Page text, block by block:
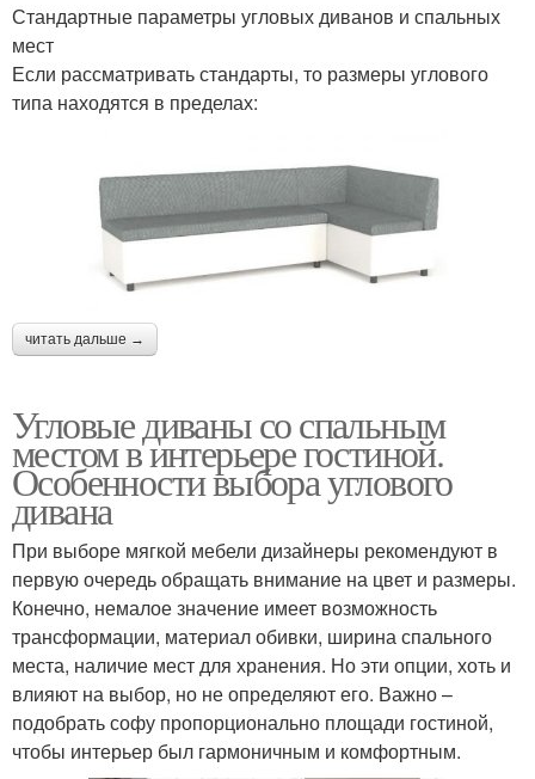
Стандартные параметры угловых диванов и спальных
мест
Если рассматривать стандарты, то размеры углового
типа находятся в пределах:
читать дальше →
Угловые диваны со спальным
местом в интерьере гостиной.
Особенности выбора углового
дивана
При выборе мягкой мебели дизайнеры рекомендуют в
первую очередь обращать внимание на цвет и размеры.
Конечно, немалое значение имеет возможность
трансформации, материал обивки, ширина спального
места, наличие мест для хранения. Но эти опции, хоть и
влияют на выбор, но не определяют его. Важно –
подобрать софу пропорционально площади гостиной,
чтобы интерьер был гармоничным и комфортным.